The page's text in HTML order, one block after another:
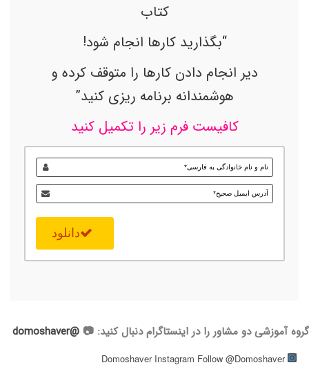
کتاب
“بگذارید کارها انجام شود!
دیر انجام دادن کارها را متوقف کرده و
هوشمندانه برنامه ریزی کنید”
کافیست فرم زیر را تکمیل کنید
دانلود
گروه آموزشی دو مشاور را در اینستاگرام دنبال کنید: 📷 @domoshaver
Domoshaver Instagram
Follow @Domoshaver